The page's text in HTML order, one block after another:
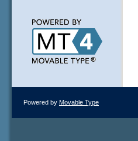
Powered by Movable Type